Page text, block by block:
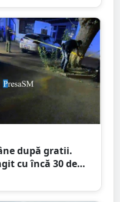
după gratii.
cu încă 30 de
Ștrandul Satu